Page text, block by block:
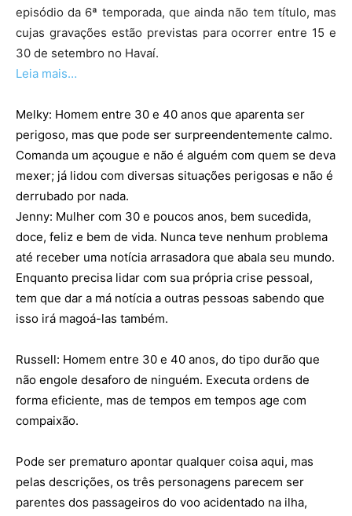
episódio da 6ª temporada, que ainda não tem título, mas
cujas gravações estão previstas para ocorrer entre 15 e
30 de setembro no Havaí.
Leia mais…
Melky: Homem entre 30 e 40 anos que aparenta ser
perigoso, mas que pode ser surpreendentemente calmo.
Comanda um açougue e não é alguém com quem se deva
mexer; já lidou com diversas situações perigosas e não é
derrubado por nada.
Jenny: Mulher com 30 e poucos anos, bem sucedida,
doce, feliz e bem de vida. Nunca teve nenhum problema
até receber uma notícia arrasadora que abala seu mundo.
Enquanto precisa lidar com sua própria crise pessoal,
tem que dar a má notícia a outras pessoas sabendo que
isso irá magoá-las também.
Russell: Homem entre 30 e 40 anos, do tipo durão que
não engole desaforo de ninguém. Executa ordens de
forma eficiente, mas de tempos em tempos age com
compaixão.
Pode ser prematuro apontar qualquer coisa aqui, mas
pelas descrições, os três personagens parecem ser
parentes dos passageiros do voo acidentado na ilha,